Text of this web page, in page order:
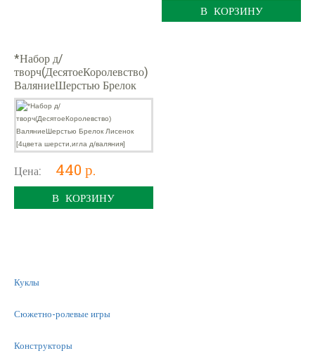
В КОРЗИНУ
*Набор д/
творч(ДесятоеКоролевство)
ВаляниеШерстью Брелок
Лисенок [4цвета
шерсти,игла д/валяния]
Цена: 440 р.
В КОРЗИНУ
Куклы
Сюжетно-ролевые игры
Конструкторы